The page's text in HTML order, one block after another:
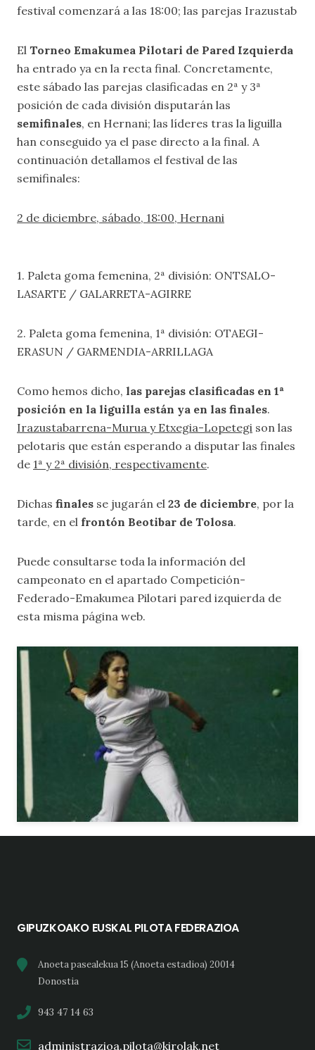
festival comenzará a las 18:00; las parejas Irazustab
El Torneo Emakumea Pilotari de Pared Izquierda
ha entrado ya en la recta final. Concretamente,
este sábado las parejas clasificadas en 2ª y 3ª
posición de cada división disputarán las
semifinales, en Hernani; las líderes tras la liguilla
han conseguido ya el pase directo a la final. A
continuación detallamos el festival de las
semifinales:
2 de diciembre, sábado, 18:00, Hernani
1. Paleta goma femenina, 2ª división: ONTSALO-
LASARTE / GALARRETA-AGIRRE
2. Paleta goma femenina, 1ª división: OTAEGI-
ERASUN / GARMENDIA-ARRILLAGA
Como hemos dicho, las parejas clasificadas en 1ª
posición en la liguilla están ya en las finales.
Irazustabarrena-Murua y Etxegia-Lopetegi son las
pelotaris que están esperando a disputar las finales
de 1ª y 2ª división, respectivamente.
Dichas finales se jugarán el 23 de diciembre, por la
tarde, en el frontón Beotibar de Tolosa.
Puede consultarse toda la información del
campeonato en el apartado Competición-
Federado-Emakumea Pilotari pared izquierda de
esta misma página web.
GIPUZKOAKO EUSKAL PILOTA FEDERAZIOA
Anoeta pasealekua 15 (Anoeta estadioa) 20014
Donostia
943 47 14 63
administrazioa.pilota@kirolak.net